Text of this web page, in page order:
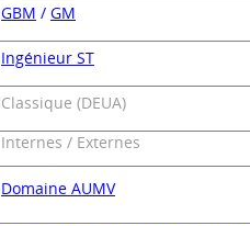
GBM / GM
Ingénieur ST
Classique (DEUA)
Internes / Externes
Domaine AUMV